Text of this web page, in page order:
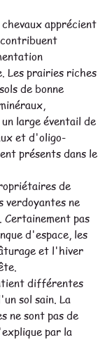
apprécient
Les prairies riches
de bonne
large éventail de
et d'oligo-
présents dans le
de
verdoyantes ne
Certainement pas
d'espace, les
et l'hiver
différentes
sol sain. La
ne sont pas de
par la